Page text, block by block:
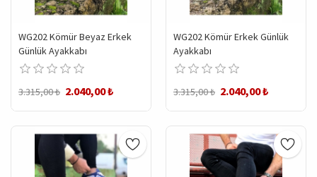
WG202 Kömür Beyaz Erkek
Günlük Ayakkabı
3.315,00 ₺ 2.040,00 ₺
WG202 Kömür Erkek Günlük
Ayakkabı
3.315,00 ₺ 2.040,00 ₺